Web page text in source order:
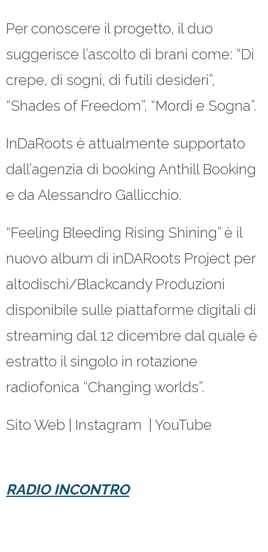
Per conoscere il progetto, il duo
suggerisce l’ascolto di brani come: “Di
crepe, di sogni, di futili desideri”,
“Shades of Freedom”, “Mordi e Sogna”.
InDaRoots è attualmente supportato
dall’agenzia di booking Anthill Booking
e da Alessandro Gallicchio.
“Feeling Bleeding Rising Shining” è il
nuovo album di inDARoots Project per
altodischi/Blackcandy Produzioni
disponibile sulle piattaforme digitali di
streaming dal 12 dicembre dal quale è
estratto il singolo in rotazione
radiofonica “Changing worlds”.
Sito Web | Instagram | YouTube
RADIO INCONTRO